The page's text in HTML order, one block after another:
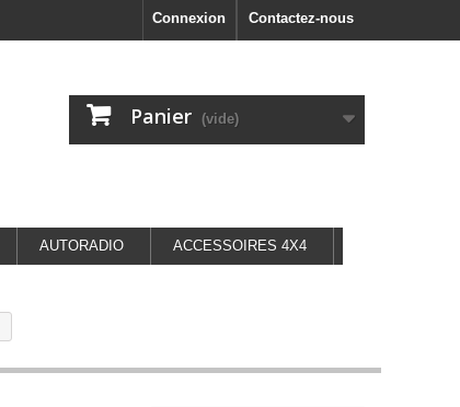
Contactez-nous
Connexion
Panier (vide)
AUTORADIO ACCESSOIRES 4X4